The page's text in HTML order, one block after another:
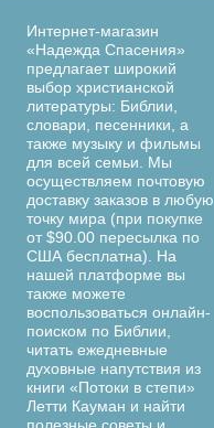
Интернет-магазин
«Надежда Спасения»
предлагает широкий
выбор христианской
литературы: Библии,
словари, песенники, а
также музыку и фильмы
для всей семьи. Мы
осуществляем почтовую
доставку заказов в любую
точку мира (при покупке
от $90.00 пересылка по
США бесплатна). На
нашей платформе вы
также можете
воспользоваться онлайн-
поиском по Библии,
читать ежедневные
духовные напутствия из
книги «Потоки в степи»
Летти Кауман и найти